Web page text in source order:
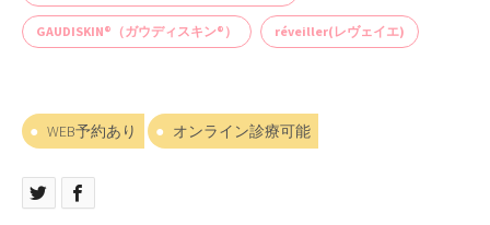
GAUDISKIN®（ガウディスキン®） réveiller(レヴェイエ)
WEB予約あり オンライン診療可能